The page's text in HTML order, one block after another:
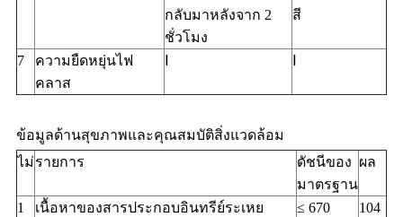
กลับมาหลังจาก 2
ชั่วโมง
สี
7
ความยืดหยุ่นไฟ
คลาส
ข้อมูลด้านสุขภาพและคุณสมบัติสิ่งแวดล้อม
ไม่รายการ
ดัชนีของ
มาตรฐาน
ผล
1
เนื้อหาของสารประกอบอินทรีย์ระเหย
≤ 670 104